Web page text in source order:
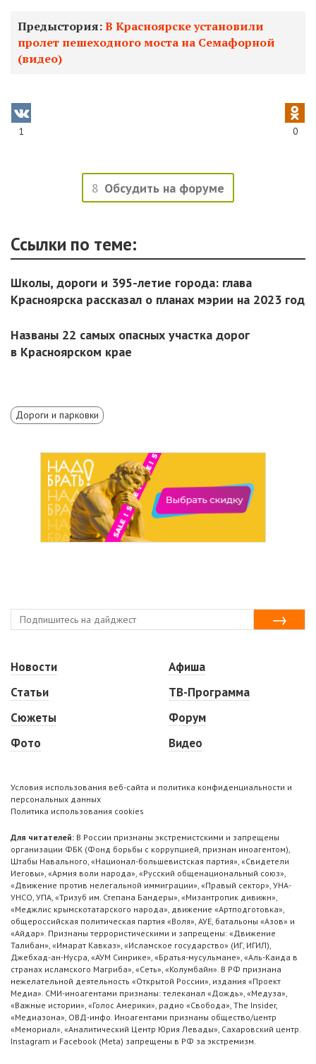
Предыстория:В Красноярске установили
пролет пешеходного моста на Семафорной
(видео)
1 0
8 Обсудить на форуме
Ссылки по теме:
Школы, дороги и 395-летие города: глава
Красноярска рассказал о планах мэрии на 2023 год
Названы 22 самых опасных участка дорог
в Красноярском крае
Дороги и парковки
Новости
Статьи
Сюжеты
Фото
Афиша
ТВ-Программа
Форум
Видео
Условия использования веб-сайта и политика конфиденциальности и
персональных данных
Политика использования cookies
Для читателей: В России признаны экстремистскими и запрещены
организации ФБК (Фонд борьбы с коррупцией, признан иноагентом),
Штабы Навального, «Национал-большевистская партия», «Свидетели
Иеговы», «Армия воли народа», «Русский общенациональный союз»,
«Движение против нелегальной иммиграции», «Правый сектор», УНА-
УНСО, УПА, «Тризуб им. Степана Бандеры», «Мизантропик дивижн»,
«Меджлис крымскотатарского народа», движение «Артподготовка»,
общероссийская политическая партия «Воля», АУЕ, батальоны «Азов» и
«Айдар». Признаны террористическими и запрещены: «Движение
Талибан», «Имарат Кавказ», «Исламское государство» (ИГ, ИГИЛ),
Джебхад-ан-Нусра, «АУМ Синрике», «Братья-мусульмане», «Аль-Каида в
странах исламского Магриба», «Сеть», «Колумбайн». В РФ признана
нежелательной деятельность «Открытой России», издания «Проект
Медиа». СМИ-иноагентами признаны: телеканал «Дождь», «Медуза»,
«Важные истории», «Голос Америки», радио «Свобода», The Insider,
«Медиазона», ОВД-инфо. Иноагентами признаны общество/центр
«Мемориал», «Аналитический Центр Юрия Левады», Сахаровский центр.
Instagram и Facebook (Metа) запрещены в РФ за экстремизм.